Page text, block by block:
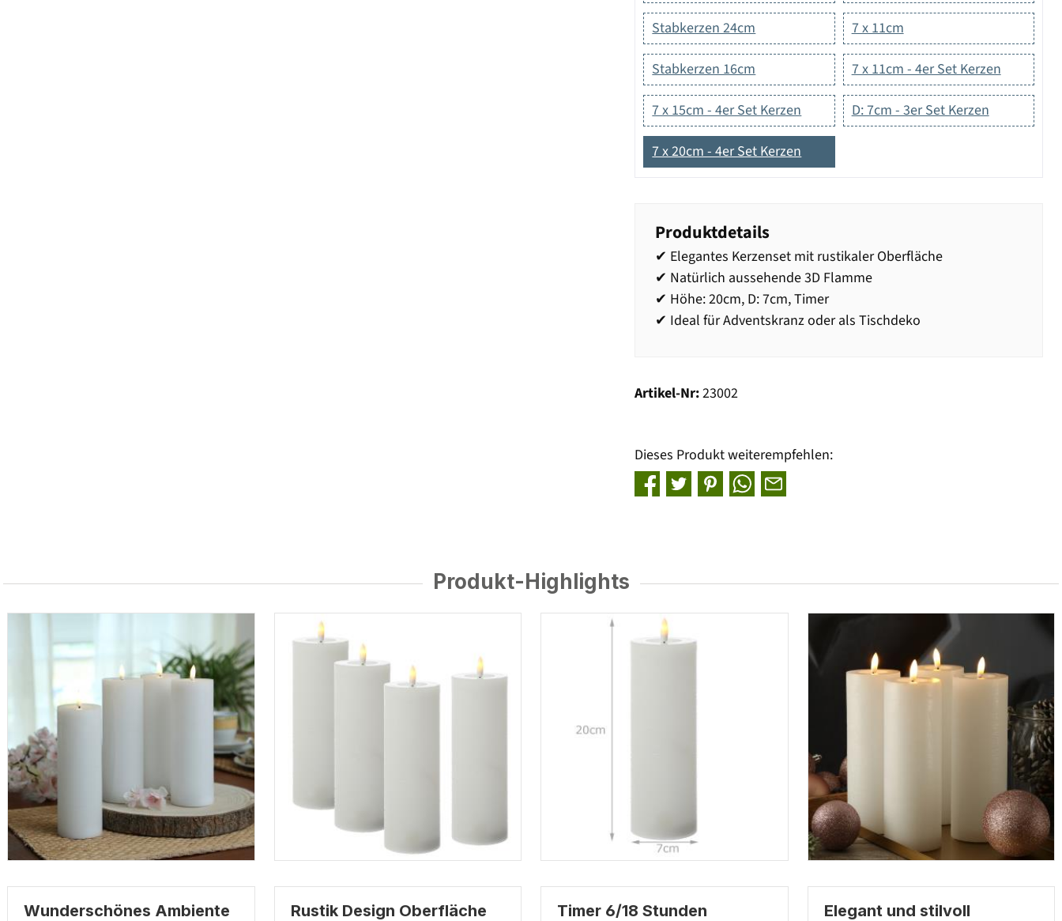
Stabkerzen 24cm 7 x 11cm
Stabkerzen 16cm 7 x 11cm - 4er Set Kerzen
7 x 15cm - 4er Set Kerzen D: 7cm - 3er Set Kerzen
7 x 20cm - 4er Set Kerzen
Produktdetails
✔ Elegantes Kerzenset mit rustikaler Oberfläche
✔ Natürlich aussehende 3D Flamme
✔ Höhe: 20cm, D: 7cm, Timer
✔ Ideal für Adventskranz oder als Tischdeko
Artikel-Nr:23002
Dieses Produkt weiterempfehlen:
Produkt-Highlights
Wunderschönes Ambiente Rustik Design Oberfläche Timer 6/18 Stunden Elegant und stilvoll